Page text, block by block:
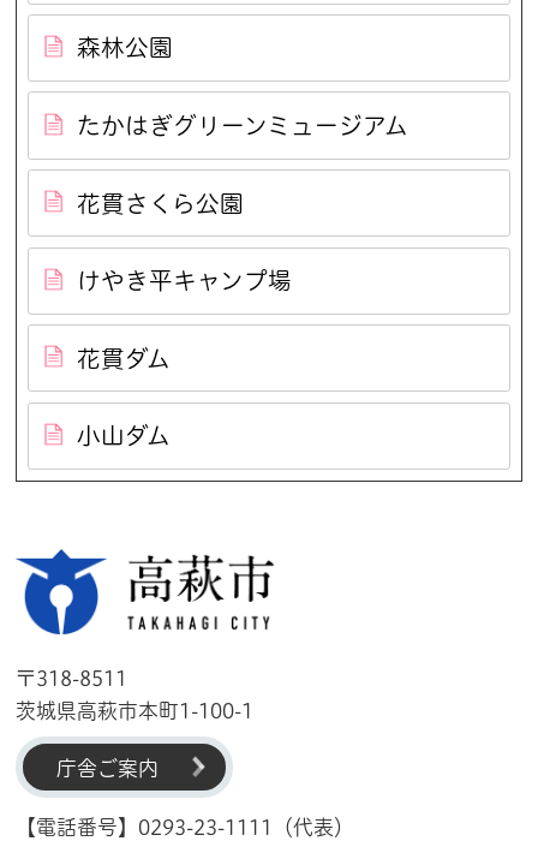
森林公園
たかはぎグリーンミュージアム
花貫さくら公園
けやき平キャンプ場
花貫ダム
小山ダム
〒318-8511
茨城県高萩市本町1-100-1
庁舎ご案内
【電話番号】0293-23-1111（代表）